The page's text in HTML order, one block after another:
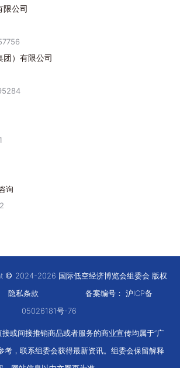
限公司
团）有限公司
询
2024-2026 国际低空经济博览会组委会 版权
隐私条款 备案编号： 沪ICP备
05026181号-76
或间接推销商品或者服务的商业宣传均属于“广
考，联系组委会获得最新资讯。组委会保留解释